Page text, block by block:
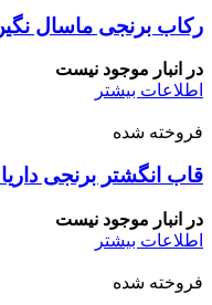
رکاب برنجی ماسال
در انبار موجود نیست
اطلاعات بیشتر
فروخته شده
قاب انگشتر برنجی داریا
در انبار موجود نیست
اطلاعات بیشتر
فروخته شده